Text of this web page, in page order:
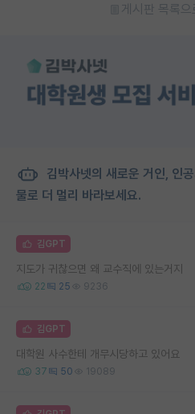
게시판 목록으
김박사넷의 새로운 거인, 인
물로 더 멀리 바라보세요.
김GPT
지도가 귀찮으면 왜 교수직에 있는거지
22 25 9236
김GPT
대학원 사수한테 개무시당하고 있어요
37 50 19089